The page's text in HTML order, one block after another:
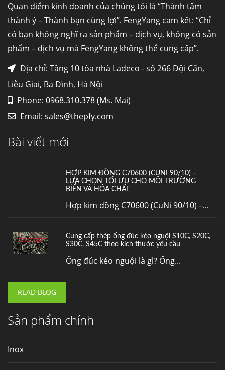
Quan điểm kinh doanh của chúng tôi là “Thành tâm
thành ý – Thành bạn cùng lợi”. FengYang cam kết: “Chỉ
có bạn không nghĩ ra sản phẩm – dịch vụ, không có sản
phẩm – dịch vụ mà FengYang không thể cung cấp”.
Địa chỉ: Tầng 10 tòa nhà Ladeco - số 266 Đội Cấn,
Liễu Giai, Ba Đình, Hà Nội
Phone: 0968.310.378 (Ms. Mai)
Email: sales@thepfy.com
Bài viết mới
Fengyang là một trong những nhà
máy...
Hợp kim N06625 là gì? Giá hợp kim 625 mới
nhiệt,...
Mua inox ở đâu chất lượng giá tốt? Gọi ngay
Inox (thép không gỉ) là một trong...
HỢP KIM ĐỒNG C70600 (CUNI 90/10) –
LỰA CHỌN TỐI ƯU CHO MÔI TRƯỜNG
BIỂN VÀ HÓA CHẤT
Hợp kim đồng C70600 (CuNi 90/10) –...
Cung cấp thép ống đúc kéo nguội S10C, S20C,
S30C, S45C theo kích thước yêu cầu
Ống đúc kéo nguội là gì? Ống...
Fengyang là một trong những nhà
READ BLOG
Sản phẩm chính
Inox